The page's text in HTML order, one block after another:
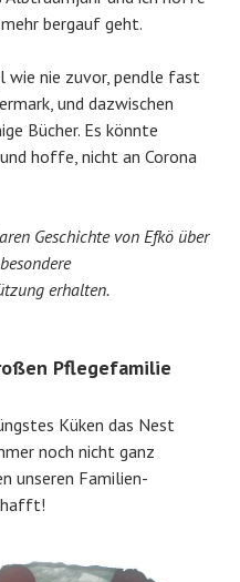
bergauf geht.
nie zuvor, pendle fast
und dazwischen
Bücher. Es könnte
hoffe, nicht an Corona
Geschichte von Efkö über
erhalten.
Pflegefamilie
Küken das Nest
noch nicht ganz
unseren Familien-